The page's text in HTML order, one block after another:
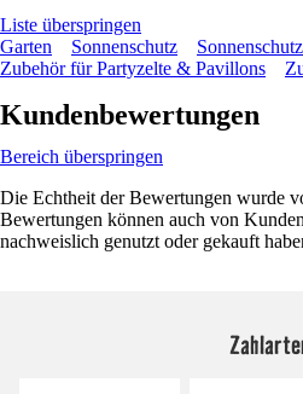
Liste überspringen
Garten
Sonnenschutz
Zubehör für Partyzelte & Pavillons
Kundenbewertungen
Bereich überspringen
Die Echtheit der Bewertungen wurde
Bewertungen können auch von
nachweislich genutzt oder gekauft